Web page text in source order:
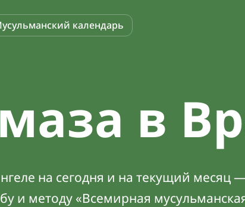
календарь
в
на сегодня и на текущий месяц
и методу «Всемирная